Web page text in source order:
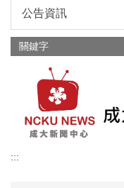
公告資訊
:::